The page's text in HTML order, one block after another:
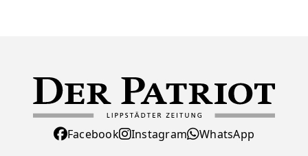
Facebook Instagram WhatsApp